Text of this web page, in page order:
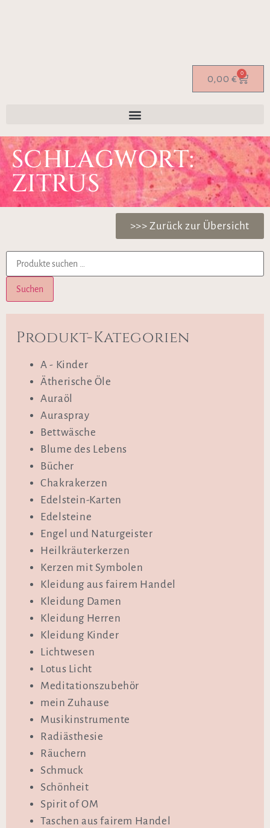
0,00 € 0
SCHLAGWORT:
ZITRUS
>>> Zurück zur Übersicht
Suchen
Produkt-Kategorien
A - Kinder
Ätherische Öle
Auraöl
Auraspray
Bettwäsche
Blume des Lebens
Bücher
Chakrakerzen
Edelstein-Karten
Edelsteine
Engel und Naturgeister
Heilkräuterkerzen
Kerzen mit Symbolen
Kleidung aus fairem Handel
Kleidung Damen
Kleidung Herren
Kleidung Kinder
Lichtwesen
Lotus Licht
Meditationszubehör
mein Zuhause
Musikinstrumente
Radiästhesie
Räuchern
Schmuck
Schönheit
Spirit of OM
Taschen aus fairem Handel